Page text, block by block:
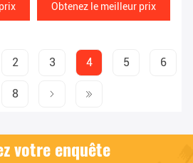
Obtenez le meilleur prix
2 3 4 5 6
8
votre enquête